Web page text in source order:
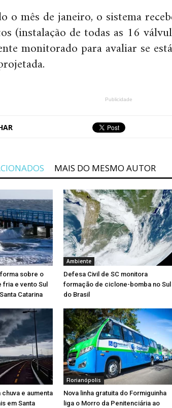
o mês de janeiro, o sistema
(instalação de todas as 16
monitorado para avaliar se
Publicidade
MAIS DO MESMO AUTOR
sobre o
e vento Sul
Catarina
Ambiente
Defesa Civil de SC monitora
formação de ciclone-bomba no Sul
do Brasil
e aumenta
em Santa
Florianópolis
Nova linha gratuita do Formiguinha
liga o Morro da Penitenciária ao